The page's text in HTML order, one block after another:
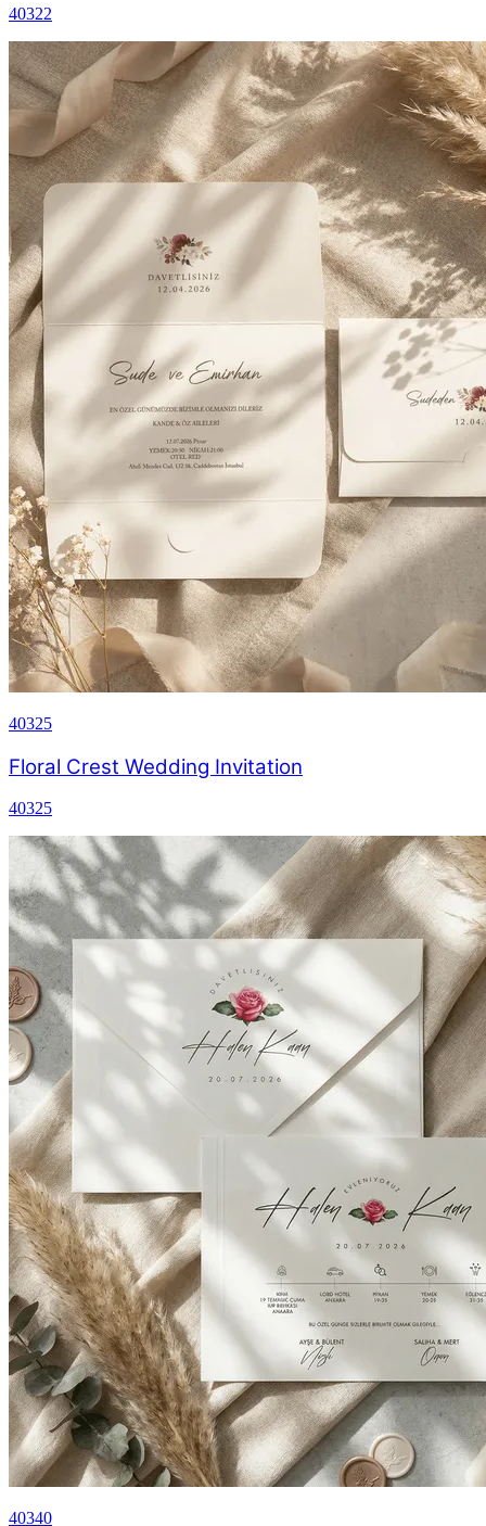
40322
40325
Floral Crest Wedding Invitation
40325
40340